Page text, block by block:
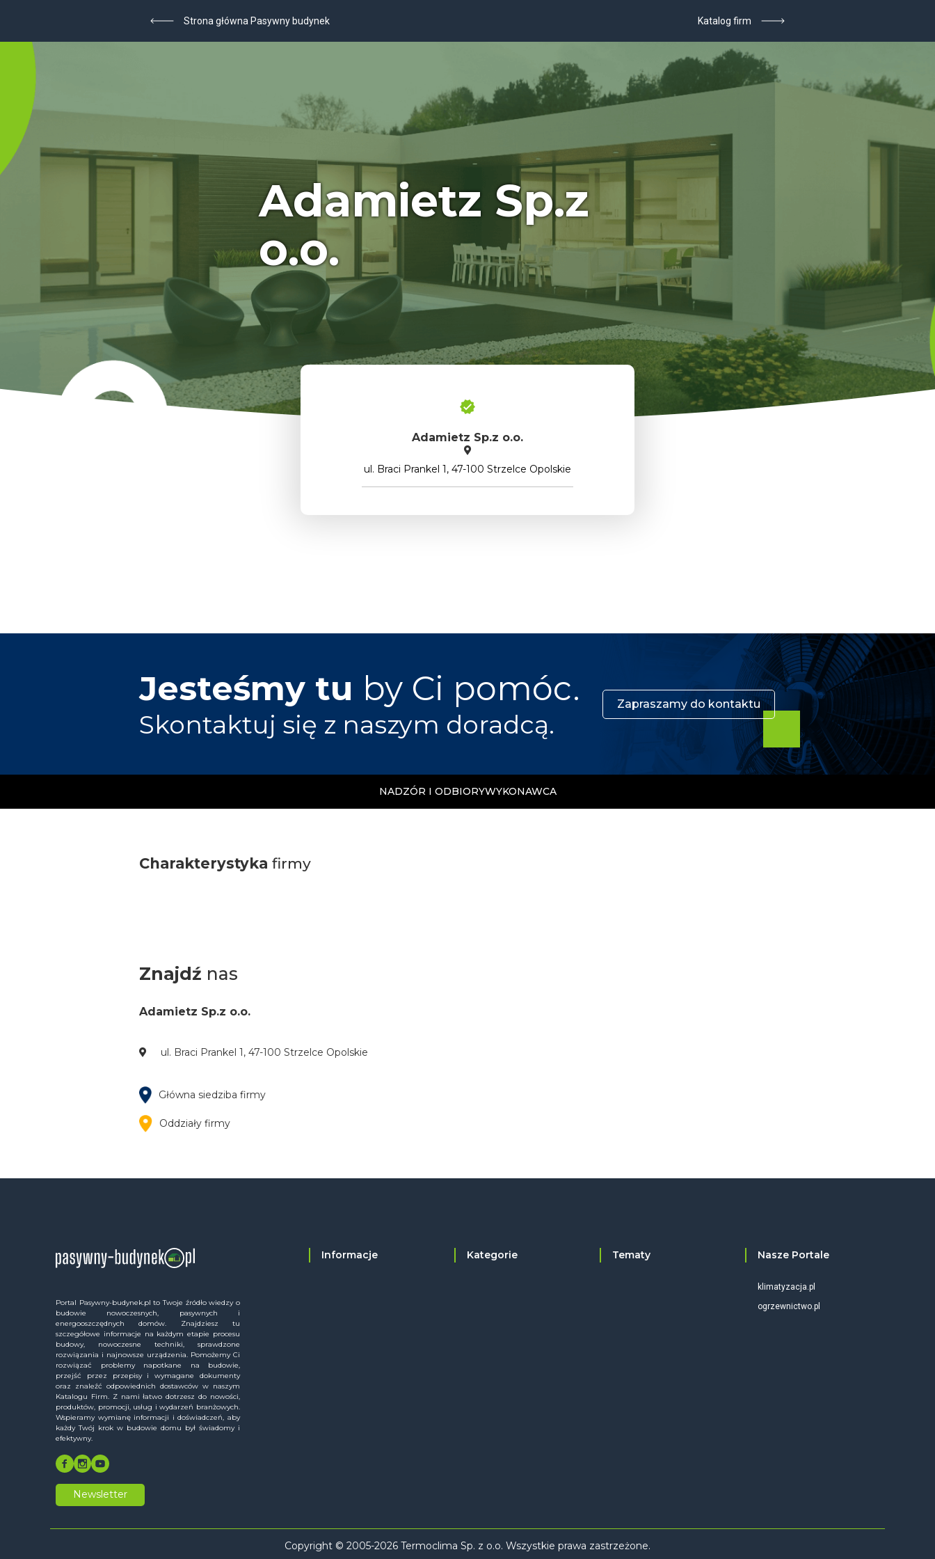
Strona główna Pasywny budynek Katalog firm
Adamietz Sp.z
o.o.
Adamietz Sp.z o.o.
ul. Braci Prankel 1, 47-100 Strzelce Opolskie
Jesteśmy tu by Ci pomóc.
Skontaktuj się z naszym doradcą.
Zapraszamy do kontaktu
NADZÓR I ODBIORYWYKONAWCA
Charakterystyka firmy
Znajdź nas
Adamietz Sp.z o.o.
ul. Braci Prankel 1, 47-100 Strzelce Opolskie
Główna siedziba firmy
Oddziały firmy
Portal Pasywny-budynek.pl to Twoje źródło wiedzy o
budowie nowoczesnych, pasywnych i
energooszczędnych domów. Znajdziesz tu
szczegółowe informacje na każdym etapie procesu
budowy, nowoczesne techniki, sprawdzone
rozwiązania i najnowsze urządzenia. Pomożemy Ci
rozwiązać problemy napotkane na budowie,
przejść przez przepisy i wymagane dokumenty
oraz znaleźć odpowiednich dostawców w naszym
Katalogu Firm. Z nami łatwo dotrzesz do nowości,
produktów, promocji, usług i wydarzeń branżowych.
Wspieramy wymianę informacji i doświadczeń, aby
każdy Twój krok w budowie domu był świadomy i
efektywny.
Newsletter
Informacje Kategorie Tematy Nasze Portale
klimatyzacja.pl
ogrzewnictwo.pl
Copyright © 2005-2026 Termoclima Sp. z o.o. Wszystkie prawa zastrzeżone.